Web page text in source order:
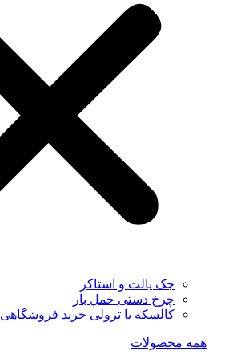
جک پالت و استاکر
چرخ دستی حمل بار
کالسکه یا ترولی خرید فروشگاهی
همه محصولات